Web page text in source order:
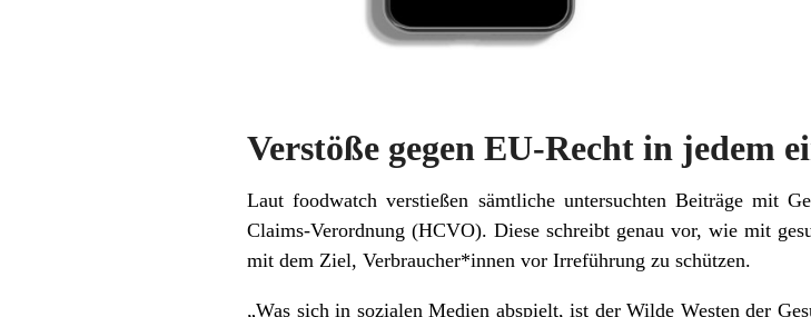
Verstöße gegen EU-Recht in jedem
Laut foodwatch verstießen sämtliche untersuchten Beiträge mit
Claims-Verordnung (HCVO). Diese schreibt genau vor, wie mit
mit dem Ziel, Verbraucher*innen vor Irreführung zu schützen.
„Was sich in sozialen Medien abspielt, ist der Wilde Westen der